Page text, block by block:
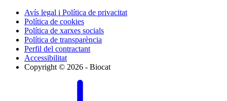
Avís legal i Política de privacitat
Política de cookies
Política de xarxes socials
Política de transparència
Perfil del contractant
Accessibilitat
Copyright © 2026 - Biocat